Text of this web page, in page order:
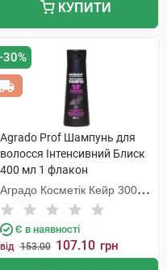
КУПИТИ
Agrado Prof Шампунь для
волосся Інтенсивний Блиск
400 мл 1 флакон
Аградо Косметік Кейр 3000
С.Л.У.
Є в наявності
від 153.00 107.10 грн